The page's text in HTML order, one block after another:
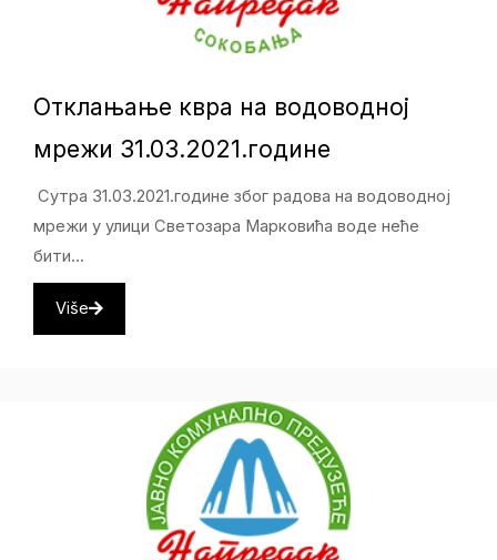
Отклањање квра на водоводној
мрежи 31.03.2021.године
Сутра 31.03.2021.године због радова на водоводној
мрежи у улици Светозара Марковића воде неће
бити...
Više